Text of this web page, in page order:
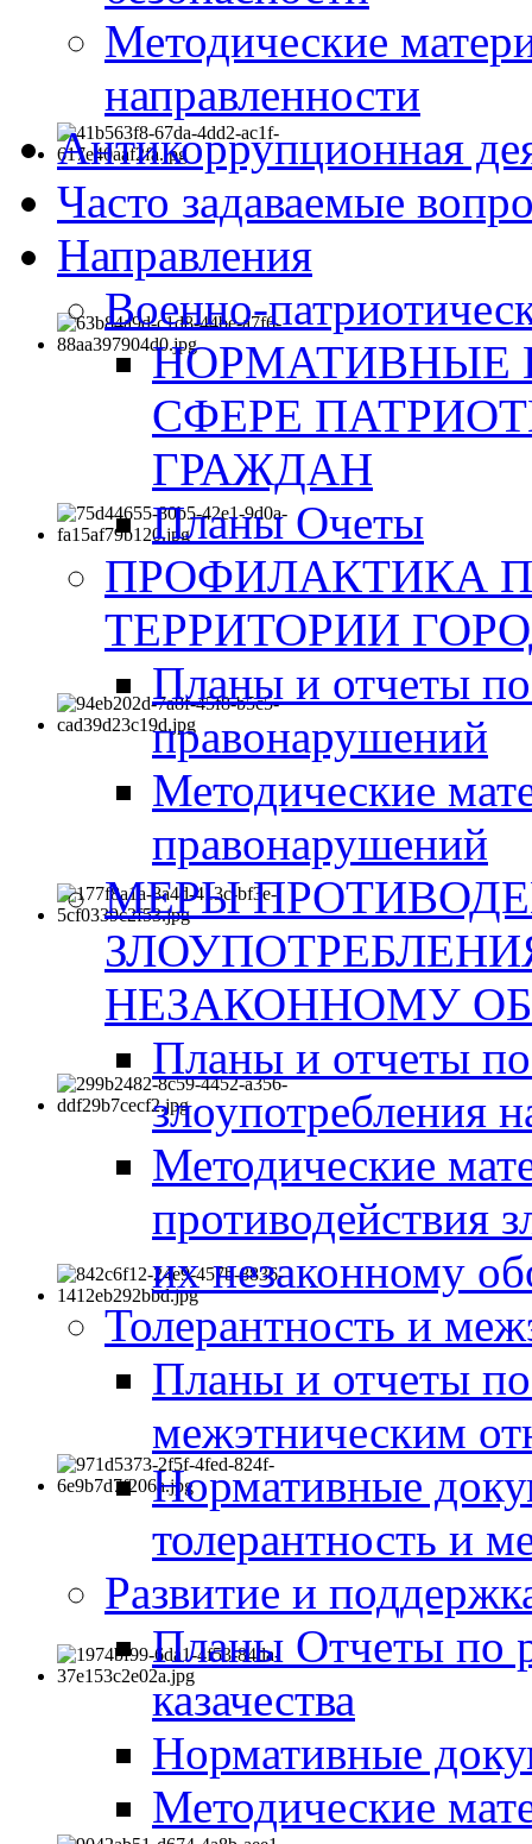
Методические
направленности
Антикоррупционная
Часто задаваемые
Направления
Военно-
НОРМАТИВНЫЕ
СФЕРЕ
ГРАЖДАН
Планы Очеты
ПРОФИЛАКТИКА
ТЕРРИТОРИИ
Планы и отчеты
правонарушений
Методические
правонарушений
МЕРЫ
НЕЗАКОННОМУ
Планы и отчеты
злоупотребления
Методические
противодействия
их незаконному
Толерантность и
Планы и отчеты
межэтническим
Нормативные
толерантность и
Развитие и
Планы Отчеты по
казачества
Нормативные
Методические